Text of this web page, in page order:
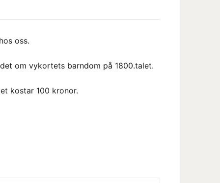
oss.
om vykortets barndom på 1800.talet.
kostar 100 kronor.